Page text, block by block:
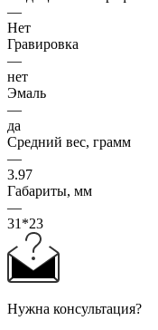
—
Нет
Гравировка
—
нет
Эмаль
—
да
Средний вес, грамм
—
3.97
Габариты, мм
—
31*23
Нужна консультация?